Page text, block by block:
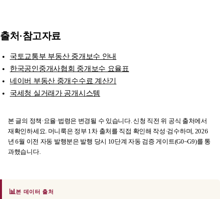
출처·참고자료
국토교통부 부동산 중개보수 안내
한국공인중개사협회 중개보수 요율표
네이버 부동산 중개수수료 계산기
국세청 실거래가 공개시스템
본 글의 정책·요율·법령은 변경될 수 있습니다. 신청 직전 위 공식 출처에서
재확인하세요. 머니룩은 정부 1차 출처를 직접 확인해 작성·검수하며, 2026
년 6월 이전 자동 발행분은 발행 당시 10단계 자동 검증 게이트(G0~G9)를 통
과했습니다.
📊본 데이터 출처